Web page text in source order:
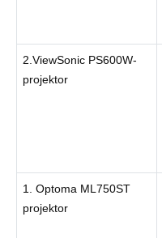
2.ViewSonic PS600W-
projektor
1. Optoma ML750ST
projektor